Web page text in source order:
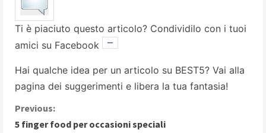
Ti è piaciuto questo articolo? Condividilo con i tuoi
amici su Facebook
Hai qualche idea per un articolo su BEST5? Vai alla
pagina dei suggerimenti e libera la tua fantasia!
C
Previous:
5 finger food per occasioni speciali